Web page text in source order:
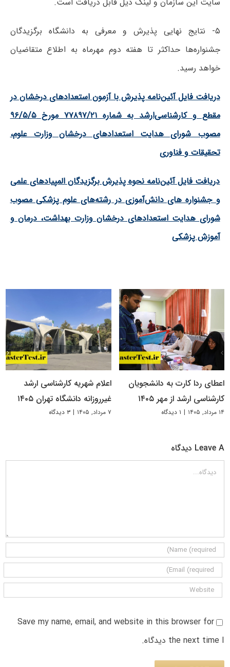
۵- نتایج نهایی پذیرش و معرفی به دانشگاه برگزیدگان
جشنواره‌ها حداکثر تا هفته دوم مهرماه به اطلاع متقاضیان
خواهد رسید.
دریافت فایل آئین‌نامه‌ پذیرش با آزمون استعدادهای درخشان در
مقطع و کارشناسی‌ارشد به شماره ۷۷۸۹۷/۲۱ مورخ ۹۶/۵/۵
مصوب شورای هدایت استعدادهای درخشان وزارت علوم،
تحقیقات و فناوری
دریافت فایل آئین‌نامه نحوه پذیرش برگزیدگان المپیادهای علمی
و جشنواره های دانش‌آموزی در رشته‌های علوم پزشکی مصوب
شورای هدایت استعدادهای درخشان وزارت بهداشت، درمان و
آموزش پزشکی
اعطای ردا کارت به دانشجویان
کارشناسی ارشد از مهر ۱۴۰۵
۱۴ مرداد, ۱۴۰۵ | ۱ دیدگاه
اعلام شهریه کارشناسی ارشد
غیرروزانه دانشگاه تهران ۱۴۰۵
۷ مرداد, ۱۴۰۵ | ۳ دیدگاه
Leave A دیدگاه
دیدگاه
Save my name, email, and website in this browser for
the next time I دیدگاه.